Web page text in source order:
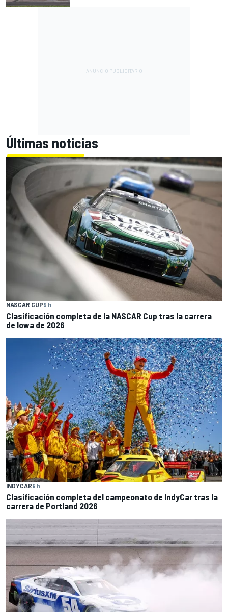
Últimas noticias
NASCAR CUP9 h
Clasificación completa de la NASCAR Cup tras la carrera
de Iowa de 2026
INDYCAR9 h
Clasificación completa del campeonato de IndyCar tras la
carrera de Portland 2026